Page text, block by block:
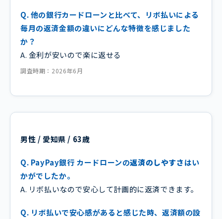
Q. 他の銀行カードローンと比べて、リボ払いによる
毎月の返済金額の違いにどんな特徴を感じました
か？
A. 金利が安いので楽に返せる
調査時期：2026年6月
男性 / 愛知県 / 63歳
Q. PayPay銀行 カードローンの返済のしやすさはい
かがでしたか。
A. リボ払いなので安心して計画的に返済できます。
Q. リボ払いで安心感があると感じた時、返済額の設